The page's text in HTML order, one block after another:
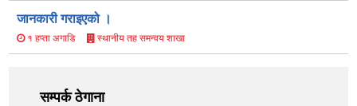
जानकारी गराइएको ।
१ हप्ता अगाडि स्थानीय तह समन्वय शाखा
सम्पर्क ठेगाना